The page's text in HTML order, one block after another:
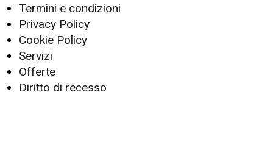
Termini e condizioni
Privacy Policy
Cookie Policy
Servizi
Offerte
Diritto di recesso